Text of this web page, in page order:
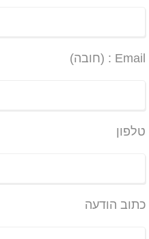
Email : (חובה)
טלפון
כתוב הודעה